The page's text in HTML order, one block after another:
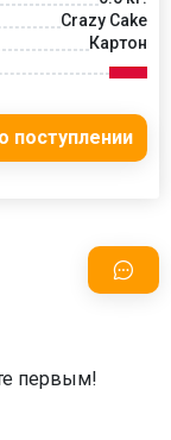
Crazy Cake
Картон
поступлении
первым!